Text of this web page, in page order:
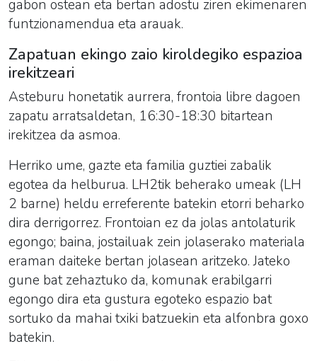
gabon ostean eta bertan adostu ziren ekimenaren
funtzionamendua eta arauak.
Zapatuan ekingo zaio kiroldegiko espazioa
irekitzeari
Asteburu honetatik aurrera, frontoia libre dagoen
zapatu arratsaldetan, 16:30-18:30 bitartean
irekitzea da asmoa.
Herriko ume, gazte eta familia guztiei zabalik
egotea da helburua. LH2tik beherako umeak (LH
2 barne) heldu erreferente batekin etorri beharko
dira derrigorrez. Frontoian ez da jolas antolaturik
egongo; baina, jostailuak zein jolaserako materiala
eraman daiteke bertan jolasean aritzeko. Jateko
gune bat zehaztuko da, komunak erabilgarri
egongo dira eta gustura egoteko espazio bat
sortuko da mahai txiki batzuekin eta alfonbra goxo
batekin.